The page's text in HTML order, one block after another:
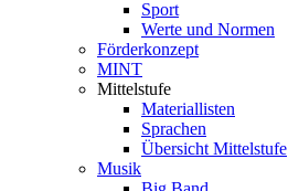
Sport
Werte und Normen
Förderkonzept
MINT
Mittelstufe
Materiallisten
Sprachen
Übersicht Mittelstufe
Musik